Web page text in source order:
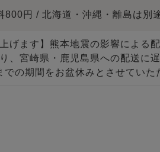
800円 / 北海道・沖縄・離島は別
げます】熊本地震の影響による
、宮崎県・鹿児島県への配送に
での期間をお盆休みとさせていた